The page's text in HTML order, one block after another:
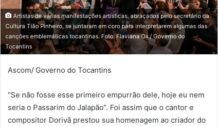
Artistas de várias manifestações artísticas, abraçados pelo secretário da
Cultura Tião Pinheiro, se juntaram em coro para interpretarem algumas das
canções emblemáticas tocantinas. Foto: Flaviana Ox / Governo do
Tocantins
Ascom/ Governo do Tocantins
“Se não fosse esse primeiro empurrão dele, hoje eu nem
seria o Passarim do Jalapão”. Foi assim que o cantor e
compositor Dorivã prestou sua homenagem ao criador do